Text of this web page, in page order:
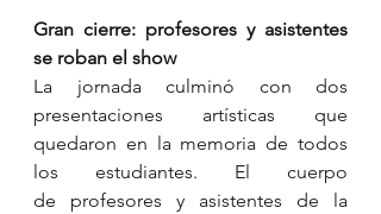
Gran cierre: profesores y asistentes
se roban el show
La jornada culminó con dos
presentaciones artísticas que
quedaron en la memoria de todos
los estudiantes. El cuerpo
de profesores y asistentes de la